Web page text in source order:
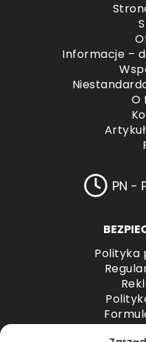
Informacje –
O
PN -
Polityka